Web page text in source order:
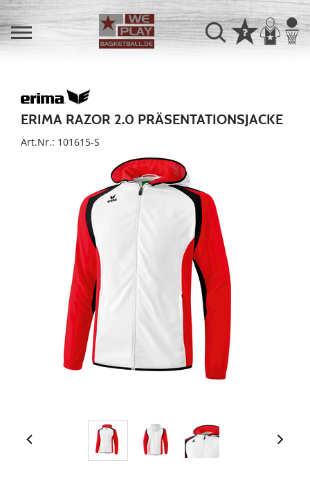
ERIMA RAZOR 2.0 PRÄSENTATIONSJACKE
Art.Nr.: 101615-S